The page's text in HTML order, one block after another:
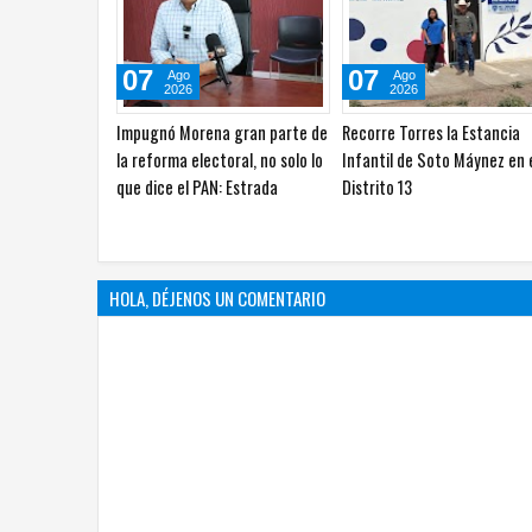
Con nueva entrega, Zubía suma
380 toneladas de apoyo en
Jiménez
07
Ago
2026
Diputadas revisan avances de
programa para mejorar
escuelas en Chihuahua
07
Ago
2026
HOLA, DÉJENOS UN COMENTARIO